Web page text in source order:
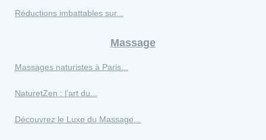
Réductions imbattables sur...
Massage
Massages naturistes à Paris...
NaturetZen : l’art du...
Découvrez le Luxe du Massage...